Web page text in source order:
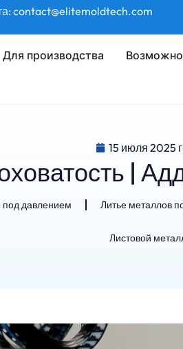
contact@elitemoldtech.com
Для производства
15 июля 2025
|
под давлением Литье металлов
Листовой